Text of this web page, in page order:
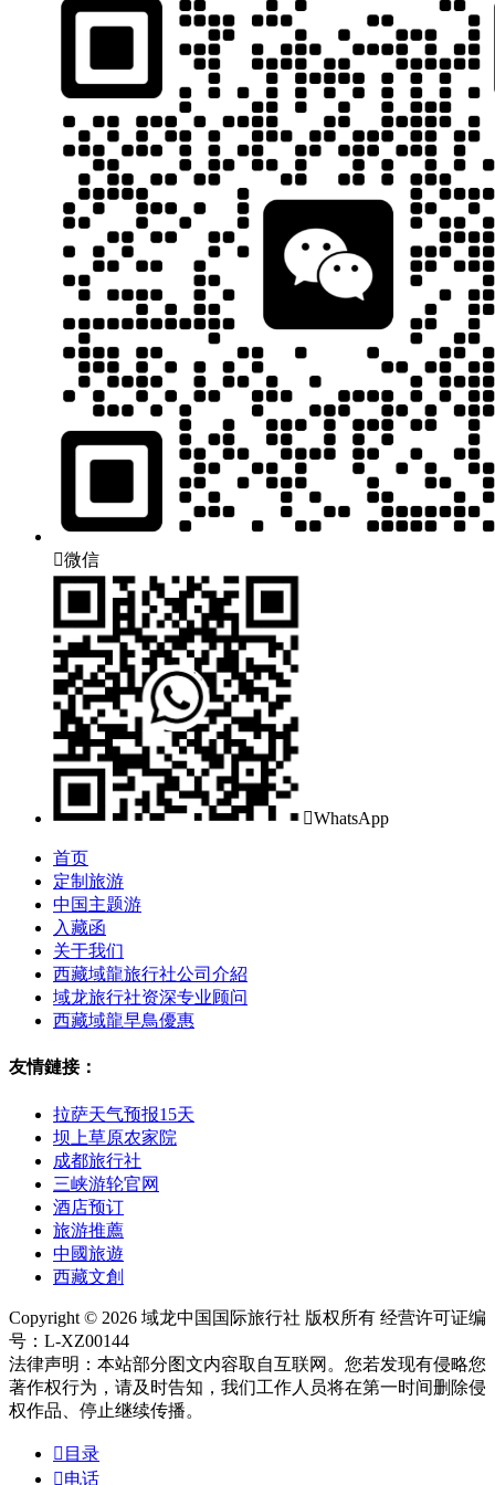
微信
WhatsApp
首页
定制旅游
中国主题游
入藏函
关于我们
西藏域龍旅行社公司介紹
域龙旅行社资深专业顾问
西藏域龍早鳥優惠
友情鏈接：
拉萨天气预报15天
坝上草原农家院
成都旅行社
三峡游轮官网
酒店预订
旅游推薦
中國旅遊
西藏文創
Copyright © 2026 域龙中国国际旅行社 版权所有 经营许可证编
号：L-XZ00144
法律声明：本站部分图文内容取自互联网。您若发现有侵略您
著作权行为，请及时告知，我们工作人员将在第一时间删除侵
权作品、停止继续传播。
 目录
电话